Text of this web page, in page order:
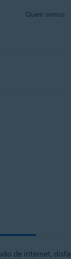
Quem somos
de internet,